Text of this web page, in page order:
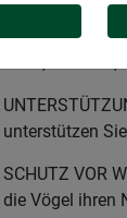
NISTKASTEN
unterstützen
SCHUTZ VOR
die Vögel ihren